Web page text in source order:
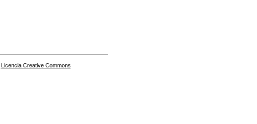
Licencia Creative Commons